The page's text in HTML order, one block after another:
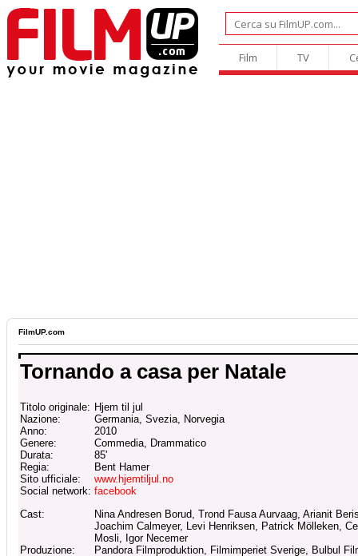
Film TV
FilmUP.com
Tornando a casa per Natale
Titolo originale: Hjem til jul
Nazione:
Germania, Svezia, Norvegia
Anno:
2010
Genere:
Commedia, Drammatico
Durata:
85'
Regia:
Bent Hamer
Sito ufficiale:
www.hjemtiljul.no
Social network: facebook
Cast:
Nina Andresen Borud, Trond Fausa Aurvaag, Arianit
Joachim Calmeyer, Levi Henriksen, Patrick Mölleken,
Mosli, Igor Necemer
Produzione:
Pandora Filmproduktion, Filmimperiet Sverige, Bulbul